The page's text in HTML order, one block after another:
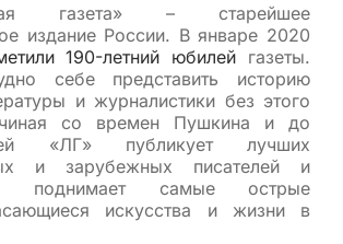
газета» – старейшее
издание России. В январе 2020
190-летний юбилей газеты.
себе представить историю
и журналистики без этого
со времен Пушкина и до
«ЛГ» публикует лучших
и зарубежных писателей и
поднимает самые острые
искусства и жизни в